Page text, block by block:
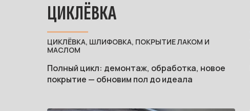
ЦИКЛЁВКА
ЦИКЛЁВКА, ШЛИФОВКА, ПОКРЫТИЕ ЛАКОМ И
МАСЛОМ
Полный цикл: демонтаж, обработка, новое
покрытие — обновим пол до идеала